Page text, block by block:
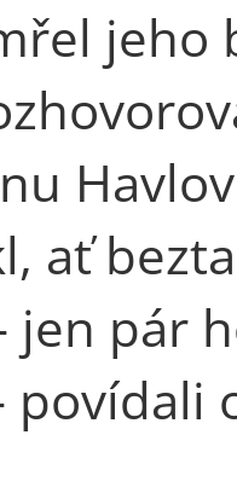
jeho
ať
jen pár
povídali